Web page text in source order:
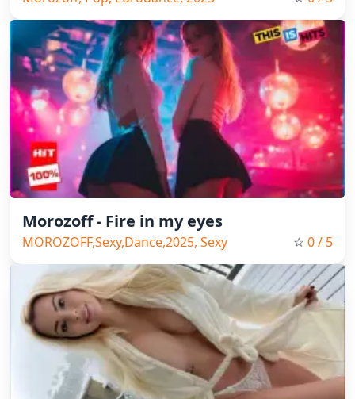
Morozoff - Fire in my eyes
MOROZOFF,Sexy,Dance,2025, Sexy ☆ 0/ 5